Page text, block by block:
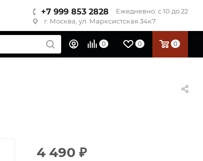
+7 999 853 2828
Ежедневно: с 10 до 22
г. Москва, ул. Марксистская 34к7
0 0 0
4 490 ₽